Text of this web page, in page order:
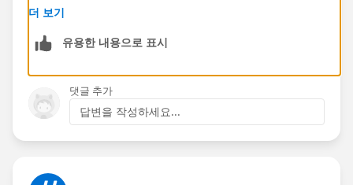
n/ampscript/ampscript_syntax_guide/content_am
Regards,
Nagendra.
더 보기
유용한 내용으로 표시
댓글 추가
답변을 작성하세요...